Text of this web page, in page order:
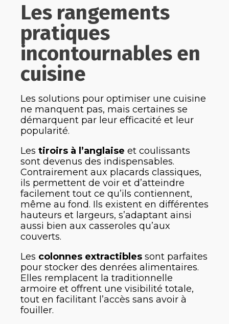
Les rangements
pratiques
incontournables en
cuisine
Les solutions pour optimiser une cuisine
ne manquent pas, mais certaines se
démarquent par leur efficacité et leur
popularité.
Les tiroirs à l’anglaise et coulissants
sont devenus des indispensables.
Contrairement aux placards classiques,
ils permettent de voir et d’atteindre
facilement tout ce qu’ils contiennent,
même au fond. Ils existent en différentes
hauteurs et largeurs, s’adaptant ainsi
aussi bien aux casseroles qu’aux
couverts.
Les colonnes extractibles sont parfaites
pour stocker des denrées alimentaires.
Elles remplacent la traditionnelle
armoire et offrent une visibilité totale,
tout en facilitant l’accès sans avoir à
fouiller.